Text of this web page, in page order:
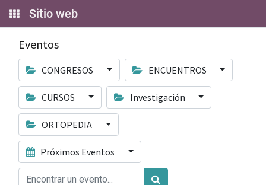
Sitio web
Eventos
CONGRESOS ENCUENTROS
CURSOS Investigación
ORTOPEDIA
Próximos Eventos